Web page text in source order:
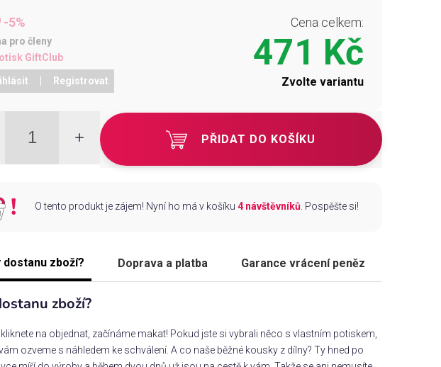
-5%
pro členy
GiftClub
Registrovat
Cena celkem:
471 Kč
Zvolte variantu
PŘIDAT DO KOŠÍKU
O tento produkt je zájem! Nyní ho má v košíku 4 návštěvníků. Pospěšte si!
dostanu zboží? Doprava a platba Garance vrácení peněz
zboží?
na objednat, začínáme makat! Pokud jste si vybrali něco s vlastním potiskem,
ozveme s náhledem ke schválení. A co naše běžné kousky z dílny? Ty hned po